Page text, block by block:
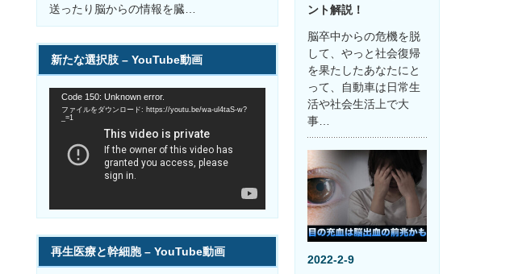
送ったり脳からの情報を臓…
新たな選択肢 – YouTube動画
Code 150: Unknown error.
ファイルをダウンロード: https://youtu.be/wa-ul4taS-w?
_=1
再生医療と幹細胞 – YouTube動画
ント解説！
脳卒中からの危機を脱
して、やっと社会復帰
を果たしたあなたにと
って、自動車は日常生
活や社会生活上で大
事…
2022-2-9